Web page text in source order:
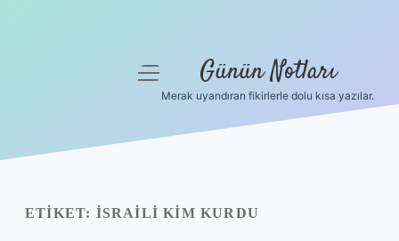
Yasal Uyarı
menüyü
Günün Notları
Merak uyandıran fikirlerle dolu kısa yazılar.
ETIKET: İSRAILI KIM KURDU